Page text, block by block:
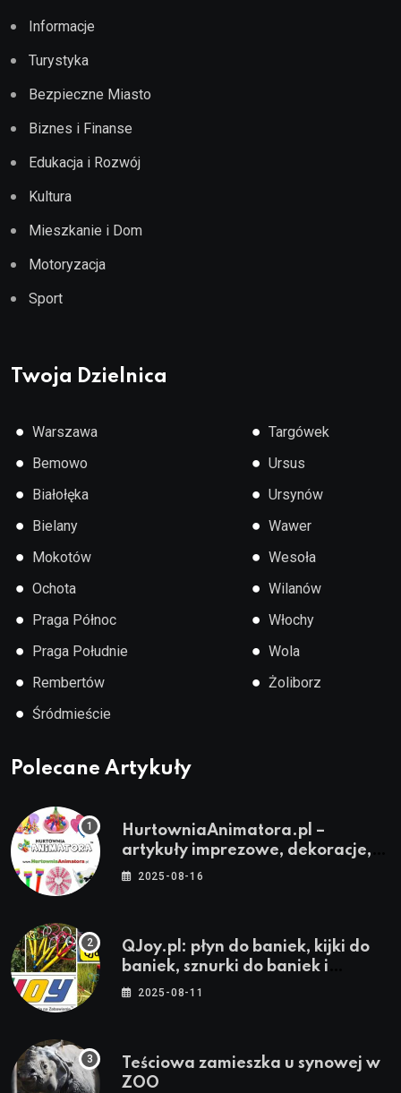
Informacje
Turystyka
Bezpieczne Miasto
Biznes i Finanse
Edukacja i Rozwój
Kultura
Mieszkanie i Dom
Motoryzacja
Sport
Twoja Dzielnica
● Warszawa
● Bemowo
● Białołęka
● Bielany
● Mokotów
● Ochota
● Praga Północ
● Praga Południe
● Rembertów
● Śródmieście
● Targówek
● Ursus
● Ursynów
● Wawer
● Wesoła
● Wilanów
● Włochy
● Wola
● Żoliborz
Polecane Artykuły
HurtowniaAnimatora.pl –
artykuły imprezowe, dekoracje,
stroje i akcesoria dla animatorów
2025-08-16
QJoy.pl: płyn do baniek, kijki do
baniek, sznurki do baniek i
zestawy do baniek
2025-08-11
Teściowa zamieszka u synowej w
ZOO